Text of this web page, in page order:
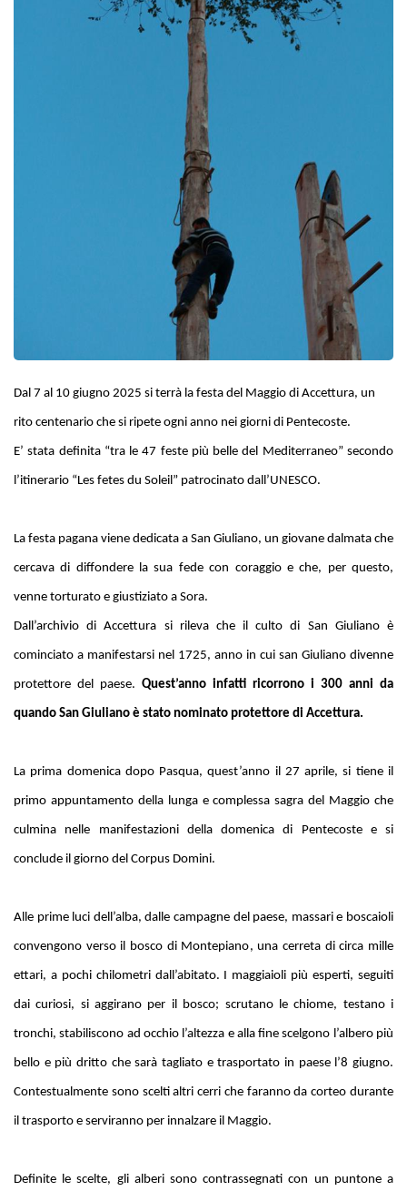
Dal 7 al 10 giugno 2025 si terrà la festa del Maggio di Accettura, un
rito centenario che si ripete ogni anno nei giorni di Pentecoste.
E’ stata definita “tra le 47 feste più belle del Mediterraneo” secondo
l’itinerario “Les fetes du Soleil” patrocinato dall’UNESCO.
La festa pagana viene dedicata a San Giuliano, un giovane dalmata che
cercava di diffondere la sua fede con coraggio e che, per questo,
venne torturato e giustiziato a Sora.
Dall’archivio di Accettura si rileva che il culto di San Giuliano è
cominciato a manifestarsi nel 1725, anno in cui san Giuliano divenne
protettore del paese. Quest’anno infatti ricorrono i 300 anni da
quando San Giuliano è stato nominato protettore di Accettura.
La prima domenica dopo Pasqua, quest’anno il 27 aprile, si tiene il
primo appuntamento della lunga e complessa sagra del Maggio che
culmina nelle manifestazioni della domenica di Pentecoste e si
conclude il giorno del Corpus Domini.
Alle prime luci dell’alba, dalle campagne del paese, massari e boscaioli
convengono verso il bosco di Montepiano, una cerreta di circa mille
ettari, a pochi chilometri dall’abitato. I maggiaioli più esperti, seguiti
dai curiosi, si aggirano per il bosco; scrutano le chiome, testano i
tronchi, stabiliscono ad occhio l’altezza e alla fine scelgono l’albero più
bello e più dritto che sarà tagliato e trasportato in paese l’8 giugno.
Contestualmente sono scelti altri cerri che faranno da corteo durante
il trasporto e serviranno per innalzare il Maggio.
Definite le scelte, gli alberi sono contrassegnati con un puntone a